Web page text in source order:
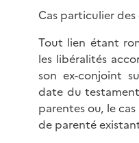
Cas particulier
Tout lien étant
les libéralités
son ex-conjoint
date du
parentes ou, le
de parenté